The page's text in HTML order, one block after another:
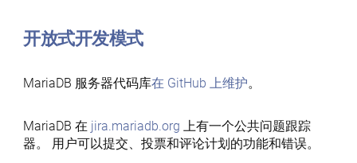
开放式开发模式
MariaDB 服务器代码库在 GitHub 上维护。
MariaDB 在 jira.mariadb.org 上有一个公共问题跟踪
器。 用户可以提交、投票和评论计划的功能和错误。